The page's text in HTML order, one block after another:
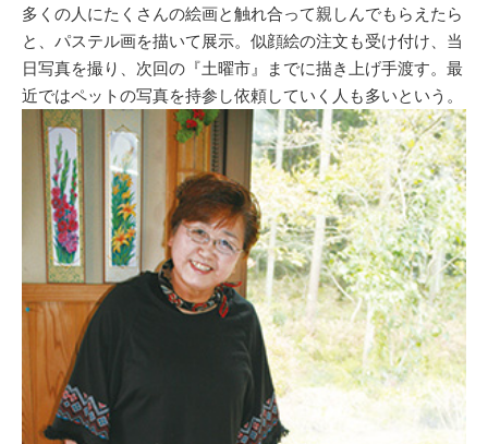
多くの人にたくさんの絵画と触れ合って親しんでもらえたら
と、パステル画を描いて展示。似顔絵の注文も受け付け、当
日写真を撮り、次回の『土曜市』までに描き上げ手渡す。最
近ではペットの写真を持参し依頼していく人も多いという。